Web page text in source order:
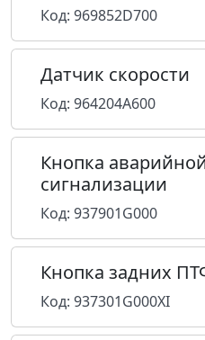
Код: 969852D700
Датчик скорости
Код: 964204A600
Кнопка
сигнализации
Код: 937901G000
Кнопка задних
Код: 937301G000XI